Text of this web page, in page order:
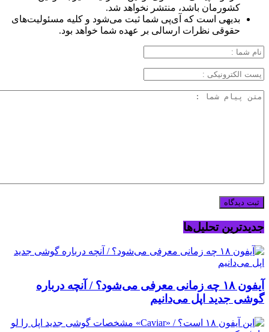
کشورمان باشد، منتشر نخواهد شد.
بدیهی است که آی‌پی شما ثبت می‌شود و کلیه مسئولیت‌های
حقوقی نظرات ارسالی بر عهده شما خواهد بود.
جدیدترین تحلیل‌ها
آیفون ۱۸ چه زمانی معرفی می‌شود؟ / آنچه درباره
گوشی جدید اپل می‌دانیم